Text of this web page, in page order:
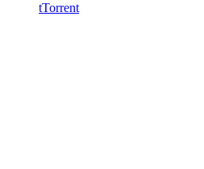
tTorrent